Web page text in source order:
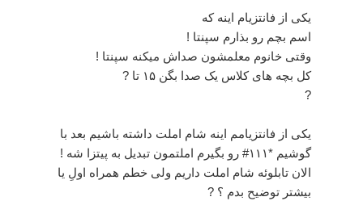
یکی از فانتزیام اینه که
اسم بچم رو بذارم سپنتا !
وقتی خانوم معلمشون صداش میکنه سپنتا !
کل بچه های کلاس یک صدا بگن ۱۵ تا ?
?
یکی از فانتزیامم اینه شام املت داشته باشیم بعد با
گوشیم *۱۱۱# رو بگیرم املتمون تبدیل به پیتزا شه !
الان تابلوئه شام املت داریم ولی خطم همراه اولِ یا
بیشتر توضیح بدم ؟ ?